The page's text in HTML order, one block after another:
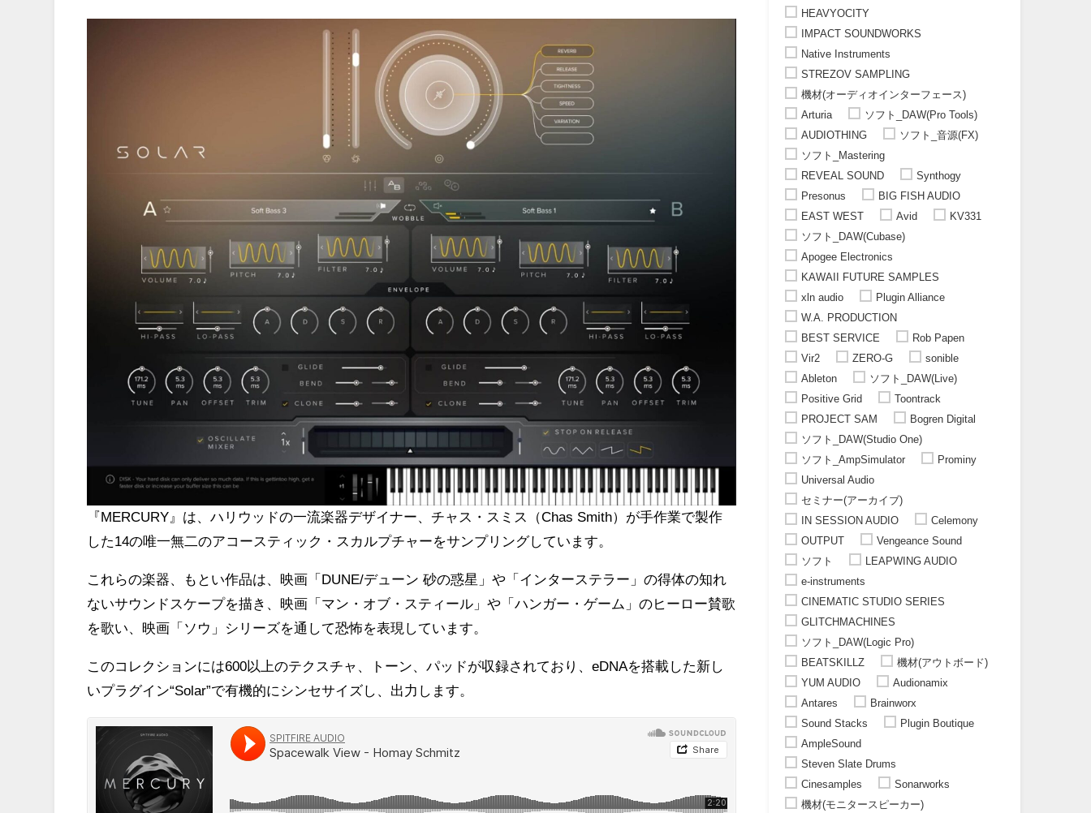
『MERCURY』は、ハリウッドの一流楽器デザイナー、チャス・スミス（Chas Smith）が手作業で製作
した14の唯一無二のアコースティック・スカルプチャーをサンプリングしています。
これらの楽器、もとい作品は、映画「DUNE/デューン 砂の惑星」や「インターステラー」の得体の知れ
ないサウンドスケープを描き、映画「マン・オブ・スティール」や「ハンガー・ゲーム」のヒーロー賛歌
を歌い、映画「ソウ」シリーズを通して恐怖を表現しています。
このコレクションには600以上のテクスチャ、トーン、パッドが収録されており、eDNAを搭載した新し
いプラグイン“Solar”で有機的にシンセサイズし、出力します。
HEAVYOCITY
IMPACT SOUNDWORKS
Native Instruments
STREZOV SAMPLING
機材(オーディオインターフェース)
Arturia
ソフト_DAW(Pro Tools)
AUDIOTHING
ソフト_音源(FX)
ソフト_Mastering
REVEAL SOUND
Synthogy
Presonus
BIG FISH AUDIO
EAST WEST
Avid
KV331
ソフト_DAW(Cubase)
Apogee Electronics
KAWAII FUTURE SAMPLES
xln audio
Plugin Alliance
W.A. PRODUCTION
BEST SERVICE
Rob Papen
Vir2
ZERO-G
sonible
Ableton
ソフト_DAW(Live)
Positive Grid
Toontrack
PROJECT SAM
Bogren Digital
ソフト_DAW(Studio One)
ソフト_AmpSimulator
Prominy
Universal Audio
セミナー(アーカイブ)
IN SESSION AUDIO
Celemony
OUTPUT
Vengeance Sound
ソフト
LEAPWING AUDIO
e-instruments
CINEMATIC STUDIO SERIES
GLITCHMACHINES
ソフト_DAW(Logic Pro)
BEATSKILLZ
機材(アウトボード)
YUM AUDIO
Audionamix
Antares
Brainworx
Sound Stacks
Plugin Boutique
AmpleSound
Steven Slate Drums
Cinesamples
Sonarworks
機材(モニタースピーカー)